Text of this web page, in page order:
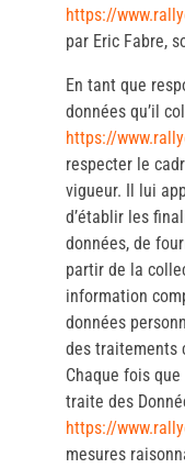
https://
par Eric Fabre,
En tant que
données qu’il
https://
respecter le
vigueur. Il lui
d’établir les
données, de
partir de la
information
données
des traitements
Chaque fois que
traite des
https://
mesures